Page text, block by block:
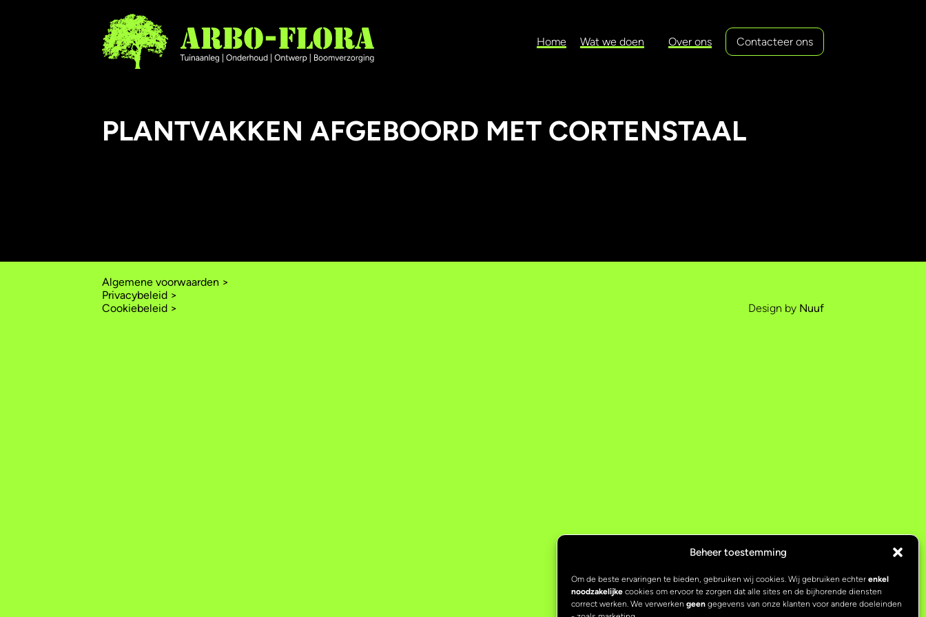
Beheer toestemming
Om de beste ervaringen te bieden, gebruiken wij cookies. Wij gebruiken echter enkel
noodzakelijke cookies om ervoor te zorgen dat alle sites en de bijhorende diensten
correct werken. We verwerken geen gegevens van onze klanten voor andere doeleinden
Home Wat we doen Over ons Contacteer ons
PLANTVAKKEN AFGEBOORD MET CORTENSTAAL
Algemene voorwaarden >
Privacybeleid >
Cookiebeleid >
Design by Nuuf